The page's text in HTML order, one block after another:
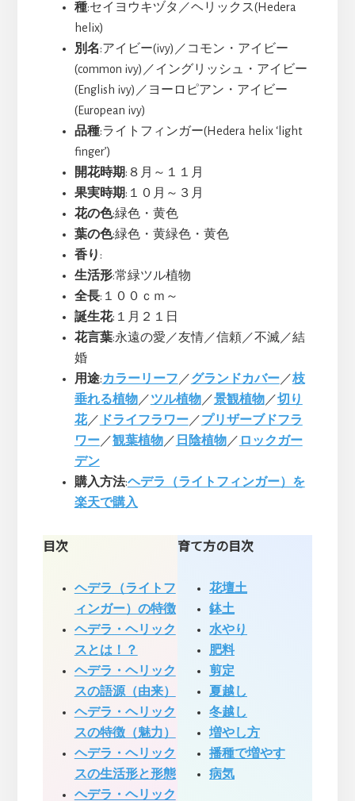
種:セイヨウキヅタ／ヘリックス(Hedera
helix)
別名:アイビー(ivy)／コモン・アイビー
(common ivy)／イングリッシュ・アイビー
(English ivy)／ヨーロピアン・アイビー
(European ivy)
品種:ライトフィンガー(Hedera helix ‘light
finger’)
開花時期:８月～１１月
果実時期:１０月～３月
花の色:緑色・黄色
葉の色:緑色・黄緑色・黄色
香り :
生活形:常緑ツル植物
全長:１００ｃｍ～
誕生花:１月２１日
花言葉:永遠の愛／友情／信頼／不滅／結
婚
用途:カラーリーフ ／グランドカバー／枝
垂れる植物／ツル植物／景観植物／切り
花／ ドライフラワー／プリザーブドフラ
ワー／観葉植物／ 日陰植物／ ロックガー
デン
購入方法:ヘデラ（ライトフィンガー）を
楽天で購入
目次
ヘデラ（ライトフ
ィンガー）の特徴
ヘデラ・ヘリック
スとは！？
ヘデラ・ヘリック
スの語源（由来）
ヘデラ・ヘリック
スの特徴（魅力）
ヘデラ・ヘリック
スの生活形と形態
ヘデラ・ヘリック
育て方の目次
花壇土
鉢土
水やり
肥料
剪定
夏越し
冬越し
増やし方
播種で増やす
病気